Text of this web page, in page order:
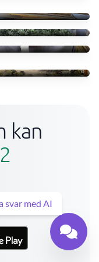
kr
kr
Täby-Umeå
kan
2
svar med AI